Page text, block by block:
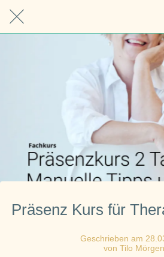
Präsenz Kurs für
Geschrieben am
von Tilo Mörgen